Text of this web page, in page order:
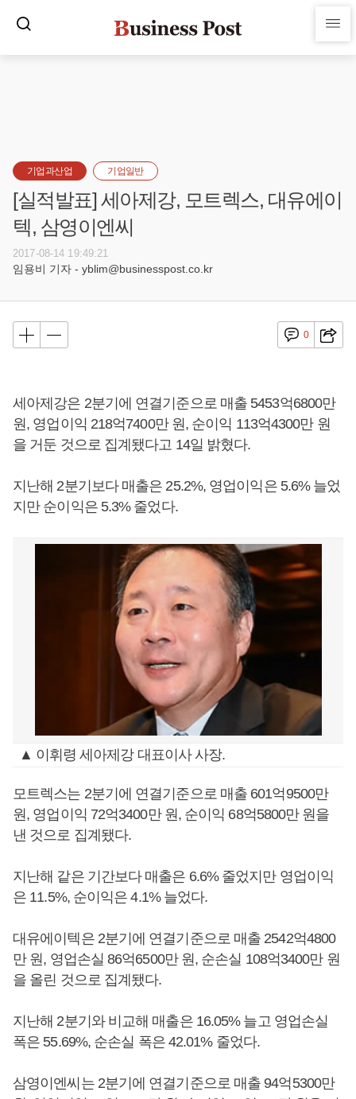
기업과산업 기업일반
[실적발표] 세아제강, 모트렉스, 대유에이
텍, 삼영이엔씨
2017-08-14 19:49:21
임용비 기자 - yblim@businesspost.co.kr
0
세아제강은 2분기에 연결기준으로 매출 5453억6800만
원, 영업이익 218억7400만 원, 순이익 113억4300만 원
을 거둔 것으로 집계됐다고 14일 밝혔다.
지난해 2분기보다 매출은 25.2%, 영업이익은 5.6% 늘었
지만 순이익은 5.3% 줄었다.
▲ 이휘령 세아제강 대표이사 사장.
모트렉스는 2분기에 연결기준으로 매출 601억9500만
원, 영업이익 72억3400만 원, 순이익 68억5800만 원을
낸 것으로 집계됐다.
지난해 같은 기간보다 매출은 6.6% 줄었지만 영업이익
은 11.5%, 순이익은 4.1% 늘었다.
대유에이텍은 2분기에 연결기준으로 매출 2542억4800
만 원, 영업손실 86억6500만 원, 순손실 108억3400만 원
을 올린 것으로 집계됐다.
지난해 2분기와 비교해 매출은 16.05% 늘고 영업손실
폭은 55.69%, 순손실 폭은 42.01% 줄었다.
삼영이엔씨는 2분기에 연결기준으로 매출 94억5300만